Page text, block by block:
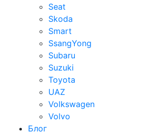
Seat
Skoda
Smart
SsangYong
Subaru
Suzuki
Toyota
UAZ
Volkswagen
Volvo
Блог